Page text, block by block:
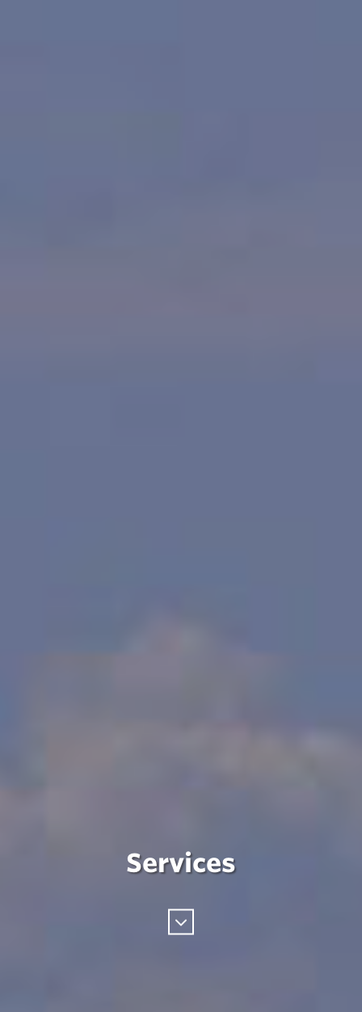
Services